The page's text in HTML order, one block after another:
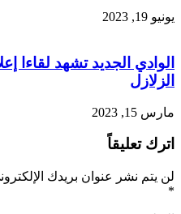
يونيو 19, 2023
الوادي الجديد تشهد لقاءا
الزلازل
مارس 15, 2023
اترك تعليقاً
لن يتم نشر عنوان بريدك
*